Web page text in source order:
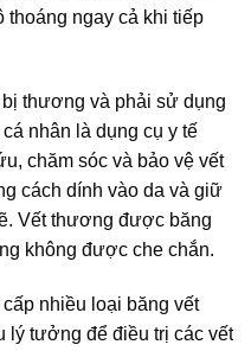
ngay cả khi tiếp
thương và phải sử dụng
nhân là dụng cụ y tế
chăm sóc và bảo vệ vết
cách dính vào da và giữ
Vết thương được băng
không được che chắn.
nhiều loại băng vết
lý tưởng để điều trị các vết